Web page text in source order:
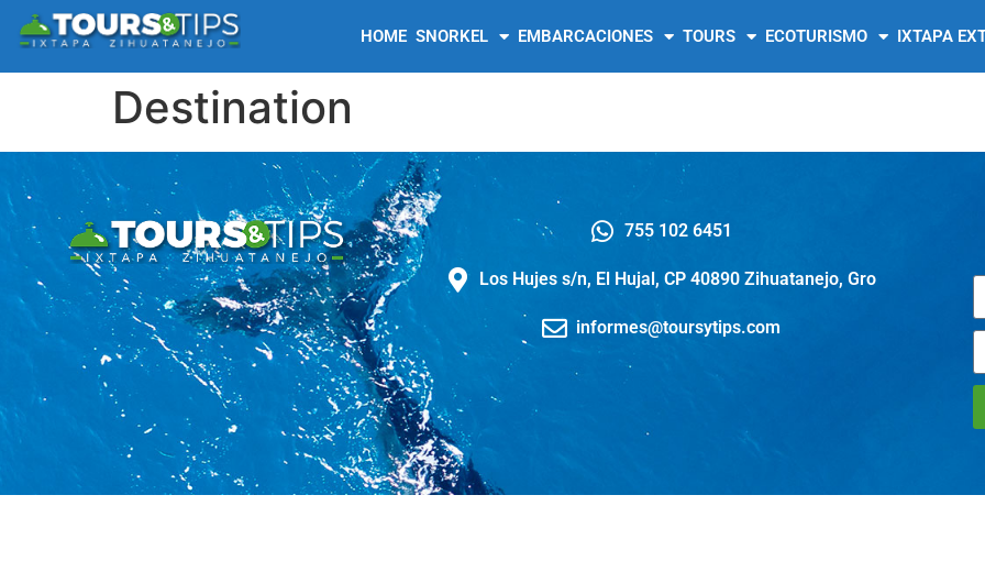
HOME SNORKEL EMBARCACIONES TOURS ECOTURISMO IXTAPA
Destination
755 102 6451
Los Hujes s/n, El Hujal, CP 40890 Zihuatanejo, Gro
informes@toursytips.com